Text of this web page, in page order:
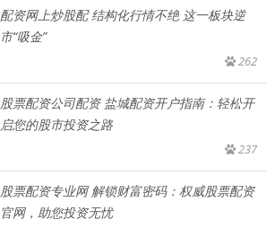
配资网上炒股配 结构化行情不绝 这一板块逆
市“吸金”
262
股票配资公司配资 盐城配资开户指南：轻松开
启您的股市投资之路
237
股票配资专业网 解锁财富密码：权威股票配资
官网，助您投资无忧